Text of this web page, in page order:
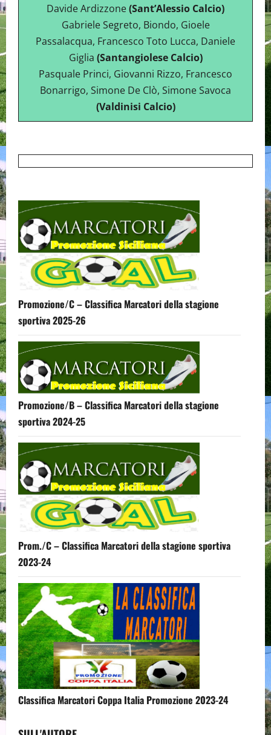
Davide Ardizzone(Sant’Alessio Calcio)
Gabriele Segreto, Biondo, Gioele
Passalacqua, Francesco Toto Lucca, Daniele
Giglia (Santangiolese Calcio)
Pasquale Princi, Giovanni Rizzo, Francesco
Bonarrigo, Simone De Clò, Simone Savoca
(Valdinisi Calcio)
Promozione/C – Classifica Marcatori della stagione
sportiva 2025-26
Promozione/B – Classifica Marcatori della stagione
sportiva 2024-25
Prom./C – Classifica Marcatori della stagione sportiva
2023-24
Classifica Marcatori Coppa Italia Promozione 2023-24